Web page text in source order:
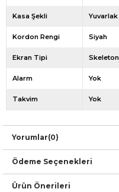
Kasa Şekli Yuvarlak
Kordon Rengi Siyah
Ekran Tipi Skeleton
Alarm Yok
Takvim Yok
Yorumlar(0)
Ödeme Seçenekleri
Ürün Önerileri